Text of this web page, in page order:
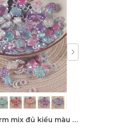
500gam charm mix đủ kiểu màu ngọc trai, hạt charm mix đủ kiểu